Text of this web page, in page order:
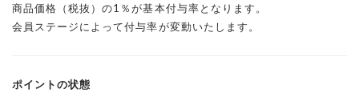
商品価格（税抜）の1％が基本付与率となります。
会員ステージによって付与率が変動いたします。
ポイントの状態